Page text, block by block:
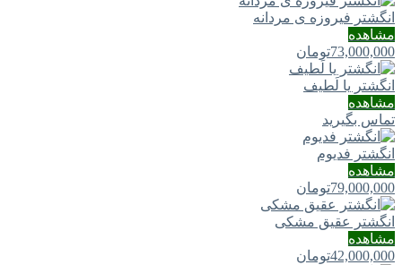
انگشتر فیروزه ی مردانه
مشاهده
73,000,000تومان
انگشتر یا لَطيف
مشاهده
تماس بگیرید
انگشتر فدیوم
مشاهده
79,000,000تومان
انگشتر عقیق مشکی
مشاهده
42,000,000تومان